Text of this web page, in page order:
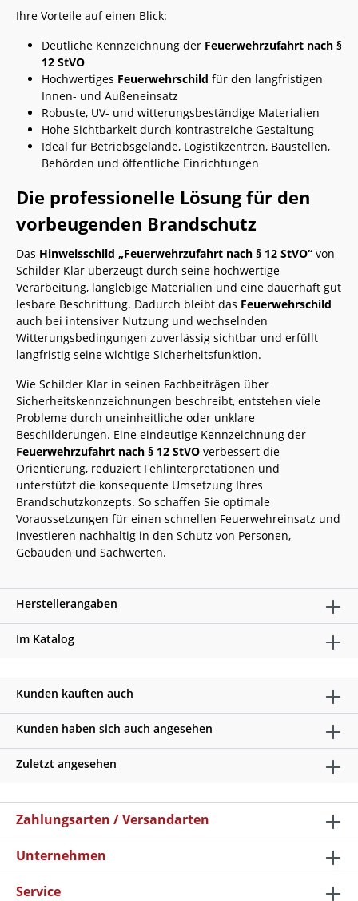
Ihre Vorteile auf einen Blick:
Deutliche Kennzeichnung der Feuerwehrzufahrt nach §
12 StVO
Hochwertiges Feuerwehrschild für den langfristigen
Innen- und Außeneinsatz
Robuste, UV- und witterungsbeständige Materialien
Hohe Sichtbarkeit durch kontrastreiche Gestaltung
Ideal für Betriebsgelände, Logistikzentren, Baustellen,
Behörden und öffentliche Einrichtungen
Die professionelle Lösung für den
vorbeugenden Brandschutz
Das Hinweisschild „Feuerwehrzufahrt nach § 12 StVO“ von
Schilder Klar überzeugt durch seine hochwertige
Verarbeitung, langlebige Materialien und eine dauerhaft gut
lesbare Beschriftung. Dadurch bleibt das Feuerwehrschild
auch bei intensiver Nutzung und wechselnden
Witterungsbedingungen zuverlässig sichtbar und erfüllt
langfristig seine wichtige Sicherheitsfunktion.
Wie Schilder Klar in seinen Fachbeiträgen über
Sicherheitskennzeichnungen beschreibt, entstehen viele
Probleme durch uneinheitliche oder unklare
Beschilderungen. Eine eindeutige Kennzeichnung der
Feuerwehrzufahrt nach § 12 StVO verbessert die
Orientierung, reduziert Fehlinterpretationen und
unterstützt die konsequente Umsetzung Ihres
Brandschutzkonzepts. So schaffen Sie optimale
Voraussetzungen für einen schnellen Feuerwehreinsatz und
investieren nachhaltig in den Schutz von Personen,
Gebäuden und Sachwerten.
Herstellerangaben
Im Katalog
Kunden kauften auch
Kunden haben sich auch angesehen
Zuletzt angesehen
Zahlungsarten / Versandarten
Unternehmen
Service